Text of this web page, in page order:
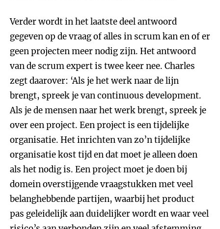
Verder wordt in het laatste deel antwoord
gegeven op de vraag of alles in scrum kan en of er
geen projecten meer nodig zijn. Het antwoord
van de scrum expert is twee keer nee. Charles
zegt daarover: ‘Als je het werk naar de lijn
brengt, spreek je van continuous development.
Als je de mensen naar het werk brengt, spreek je
over een project. Een project is een tijdelijke
organisatie. Het inrichten van zo’n tijdelijke
organisatie kost tijd en dat moet je alleen doen
als het nodig is. Een project moet je doen bij
domein overstijgende vraagstukken met veel
belanghebbende partijen, waarbij het product
pas geleidelijk aan duidelijker wordt en waar veel